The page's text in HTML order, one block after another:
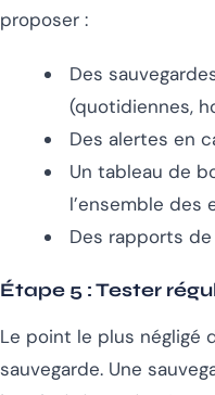
proposer :
Des
(quotidiennes,
Des alertes en
Un tableau de
l’ensemble des
Des rapports
Étape 5 : Tester
Le point le plus négligé
sauvegarde. Une